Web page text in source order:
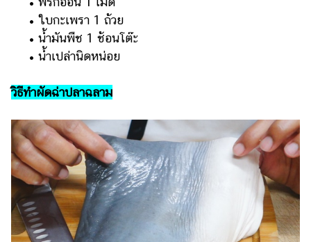
ร่วม
งาน
• ใบกะเพรา 1 ถ้วย
• น้ำมันพืช 1 ช้อนโต๊ะ
• น้ำเปล่านิดหน่อย
วิธีทำผัดฉ่าปลาฉลาม